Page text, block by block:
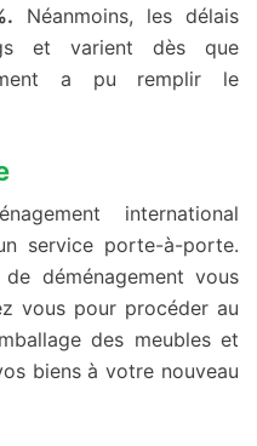
Néanmoins, les délais
et varient dès que
a pu remplir le
international
service porte-à-porte.
de déménagement vous
vous pour procéder au
des meubles et
biens à votre nouveau